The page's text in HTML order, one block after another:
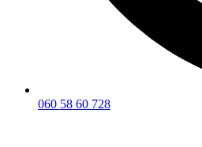
060 58 60 728